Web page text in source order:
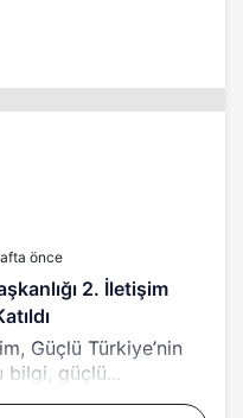
önce
2. İletişim
Güçlü Türkiye’nin
bilgi, güçlü...